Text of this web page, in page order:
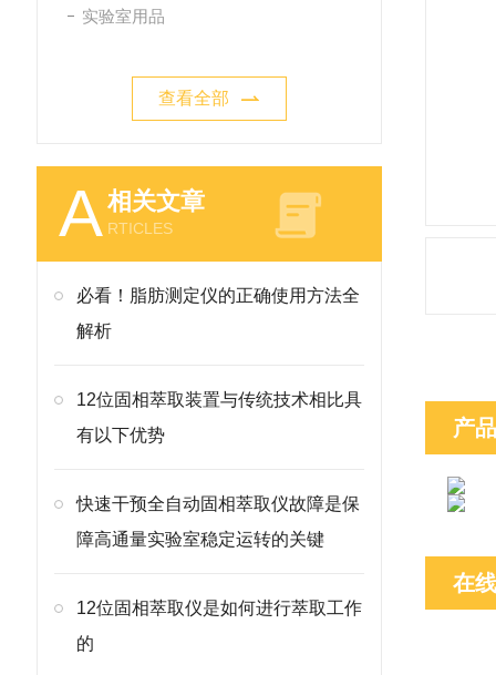
实验室用品
查看全部
A相关文章
RTICLES
必看！脂肪测定仪的正确使用方法全
解析
12位固相萃取装置与传统技术相比具
有以下优势
快速干预全自动固相萃取仪故障是保
障高通量实验室稳定运转的关键
12位固相萃取仪是如何进行萃取工作
的
产
在